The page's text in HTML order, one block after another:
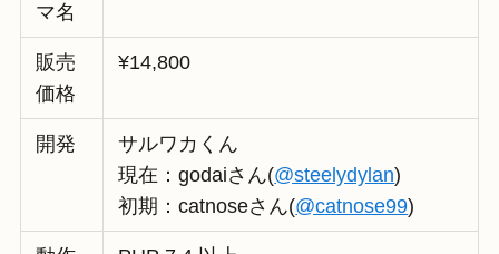
マ名
販売
価格
¥14,800
開発
サルワカくん
現在：godaiさん(@steelydylan)
初期：catnoseさん(@catnose99)